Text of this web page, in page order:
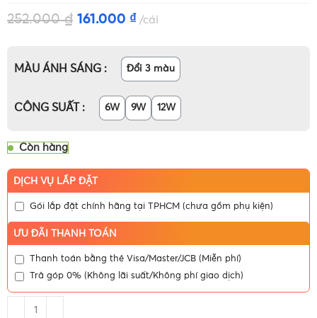
252.000₫ 161.000 ₫ cái
MÀU ÁNH SÁNG Đổi 3 màu
CÔNG SUẤT 6W 9W 12W
Còn hàng
DỊCH VỤ LẮP ĐẶT
Gói lắp đặt chính hãng tại TPHCM (chưa gồm phụ kiện)
ƯU ĐÃI THANH TOÁN
Thanh toán bằng thẻ Visa/Master/JCB (Miễn phí)
Trả góp 0% (Không lãi suất/Không phí giao dịch)